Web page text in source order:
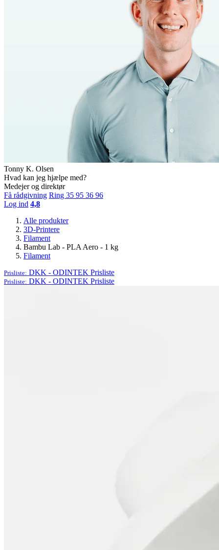
Tonny K. Olsen
Hvad kan jeg hjælpe med?
Medejer og direktør
Få rådgivning Ring 35 95 36 96
Log ind 4,8
Alle produkter
3D-Printere
Filament
Bambu Lab - PLA Aero - 1 kg
Filament
Prisliste: DKK - ODINTEK Prisliste
Prisliste: DKK - ODINTEK Prisliste